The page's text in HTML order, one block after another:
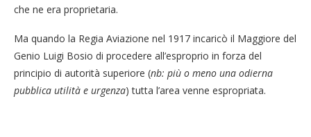
che ne era proprietaria.
Ma quando la Regia Aviazione nel 1917 incaricò il Maggiore del
Genio Luigi Bosio di procedere all’esproprio in forza del
principio di autorità superiore (nb: più o meno una odierna
pubblica utilità e urgenza) tutta l’area venne espropriata.